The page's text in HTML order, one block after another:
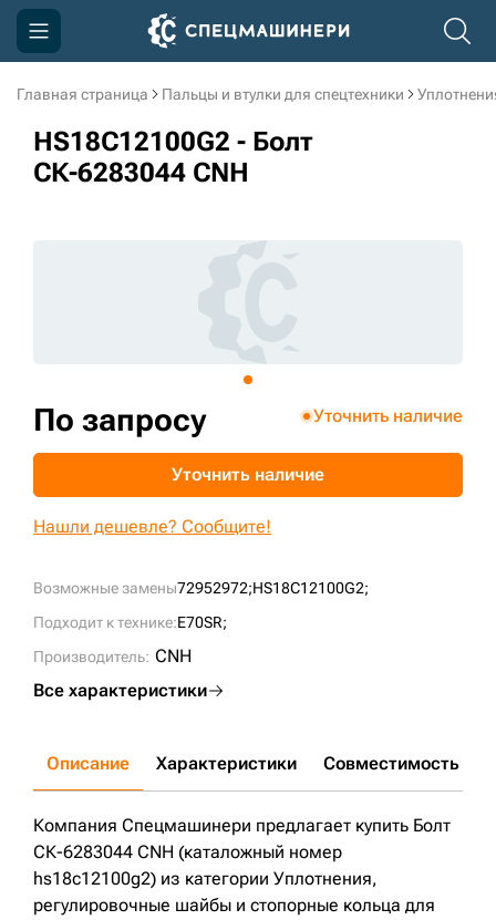
Главная страница Пальцы и втулки для спецтехники
HS18C12100G2 - Болт
СК-6283044 CNH
Возможные замены72952972;HS18C12100G2;
Подходит к технике:E70SR;
Производитель: CNH
Все характеристики
По запросу Уточнить наличие
Уточнить наличие
Нашли дешевле? Сообщите!
Описание Характеристики Совместимость
Компания Спецмашинери предлагает купить Болт
СК-6283044 CNH (каталожный номер
hs18c12100g2) из категории Уплотнения,
регулировочные шайбы и стопорные кольца для
Компания
Акции
sksale@skdst.ru
+7 (499) 394-50-93